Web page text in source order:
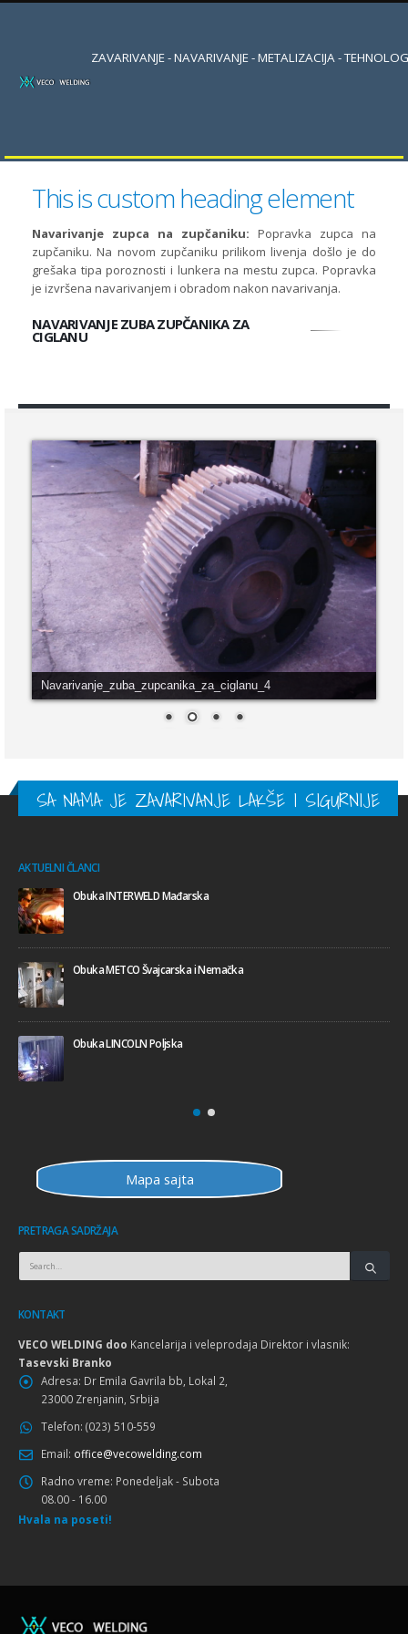
ZAVARIVANJE - NAVARIVANJE - METALIZACIJA -
This is custom heading element
Navarivanje zupca na zupčaniku: Popravka zupca na
zupčaniku. Na novom zupčaniku prilikom livenja došlo je do
grešaka tipa poroznosti i lunkera na mestu zupca. Popravka
je izvršena navarivanjem i obradom nakon navarivanja.
NAVARIVANJE ZUBA ZUPČANIKA ZA
CIGLANU
Navarivanje_zuba_zupcanika_za_ciglanu_4
SA NAMA JE ZAVARIVANJE LAKŠE I SIGURNIJE
AKTUELNI ČLANCI
Obuka INTERWELD Mađarska
Obuka METCO Švajcarska i Nemačka
Obuka LINCOLN Poljska
Mapa sajta
PRETRAGA SADRŽAJA
KONTAKT
VECO WELDING doo Kancelarija i veleprodaja Direktor i vlasnik:
Tasevski Branko
Adresa: Dr Emila Gavrila bb, Lokal 2,
23000 Zrenjanin, Srbija
Telefon: (023) 510-559
Email: office@vecowelding.com
Radno vreme: Ponedeljak - Subota
08.00 - 16.00
Hvala na poseti!